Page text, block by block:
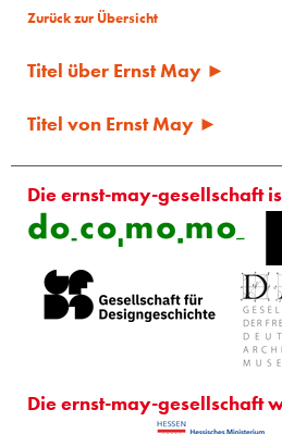
Zurück zur Übersicht
Titel über Ernst May ►
Titel von Ernst May ►
Die ernst-may-gesellschaft
Die ernst-may-gesellschaft